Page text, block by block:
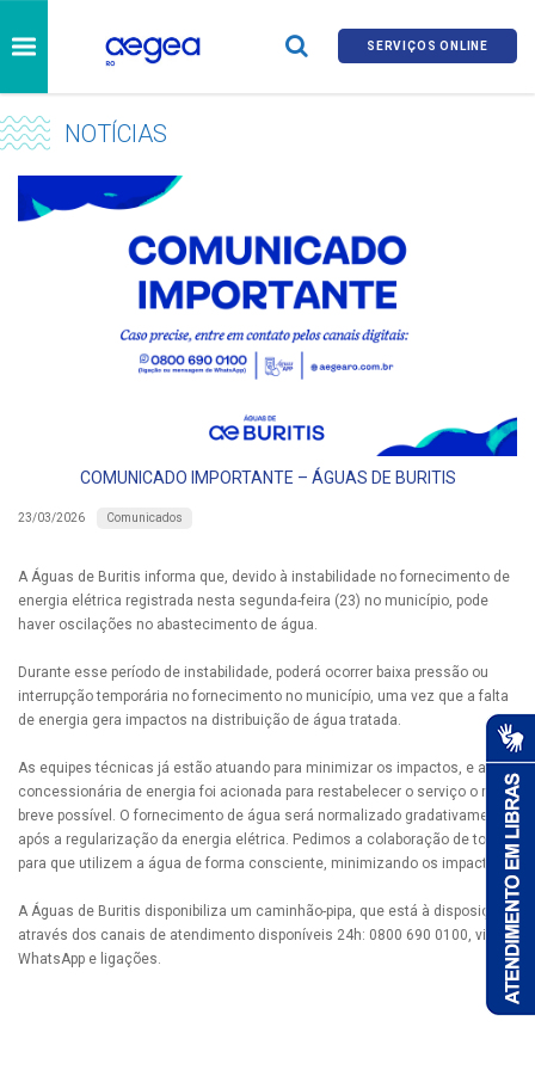
SERVIÇOS ONLINE
NOTÍCIAS
COMUNICADO IMPORTANTE – ÁGUAS DE BURITIS
23/03/2026 Comunicados
A Águas de Buritis informa que, devido à instabilidade no fornecimento de
energia elétrica registrada nesta segunda-feira (23) no município, pode
haver oscilações no abastecimento de água.
Durante esse período de instabilidade, poderá ocorrer baixa pressão ou
interrupção temporária no fornecimento no município, uma vez que a falta
de energia gera impactos na distribuição de água tratada.
As equipes técnicas já estão atuando para minimizar os impactos, e a
concessionária de energia foi acionada para restabelecer o serviço o mais
breve possível. O fornecimento de água será normalizado gradativamente
após a regularização da energia elétrica. Pedimos a colaboração de todos
para que utilizem a água de forma consciente, minimizando os impactos.
A Águas de Buritis disponibiliza um caminhão-pipa, que está à disposição
através dos canais de atendimento disponíveis 24h: 0800 690 0100, via
WhatsApp e ligações.